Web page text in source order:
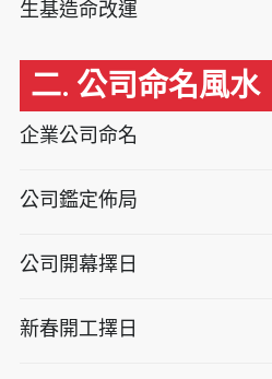
生基造命改運
二. 公司命名風水
企業公司命名
公司鑑定佈局
公司開幕擇日
新春開工擇日